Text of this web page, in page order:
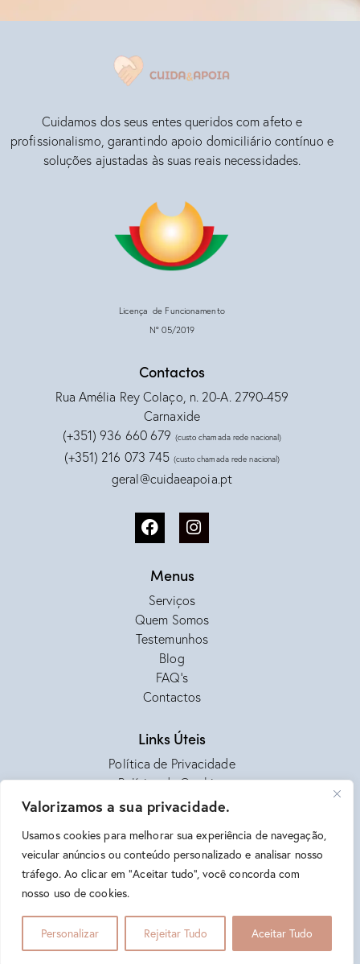
Valorizamos a sua privacidade.
Usamos cookies para melhorar sua experiência de navegação,
veicular anúncios ou conteúdo personalizado e analisar nosso
tráfego. Ao clicar em "Aceitar tudo", você concorda com
nosso uso de cookies.
Personalizar Rejeitar Tudo Aceitar Tudo
Cuidamos dos seus entes queridos com afeto e
profissionalismo, garantindo apoio domiciliário contínuo e
soluções ajustadas às suas reais necessidades.
Licença de Funcionamento
Nº 05/2019
Contactos
Rua Amélia Rey Colaço, n. 20-A. 2790-459
Carnaxide
(+351) 936 660 679 (custo chamada rede nacional)
(+351) 216 073 745 (custo chamada rede nacional)
geral@cuidaeapoia.pt
Menus
Serviços
Quem Somos
Testemunhos
Blog
FAQ's
Contactos
Links Úteis
Política de Privacidade
Política de Cookies
Termos e Condições
Centro de Arbitragem e RAL
CUIDA & APOIA © 2026. Todos os direitos reservados.
Easy ColourbyColour Invasion
Podemos ajudar?